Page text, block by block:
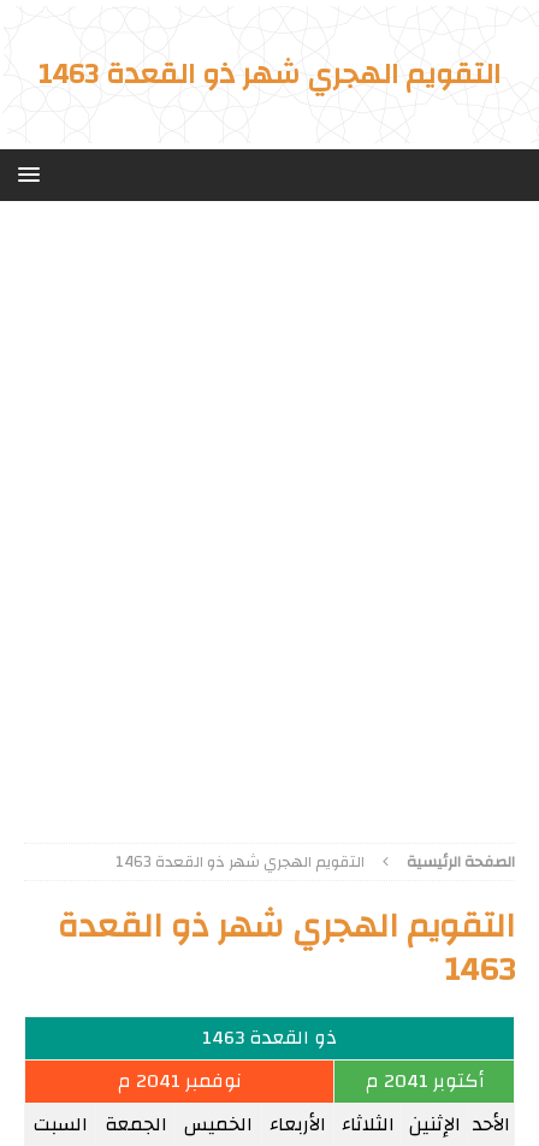
التقويم الهجري شهر ذو القعدة 1463
الصفحة الرئيسية التقويم الهجري شهر ذو القعدة 1463
التقويم الهجري شهر ذو القعدة
1463
ذو القعدة 1463
أكتوبر 2041 م
نوفمبر 2041 م
الأحد الإثنين الثلاثاء الأربعاء الخميس الجمعة السبت